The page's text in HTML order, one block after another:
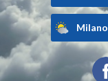
Milano